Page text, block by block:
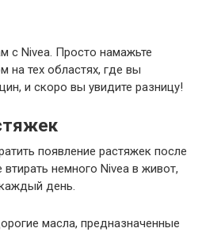
с Nivea. Просто намажьте
на тех областях, где вы
и скоро вы увидите разницу!
появление растяжек после
немного Nivea в живот,
день.
масла, предназначенные